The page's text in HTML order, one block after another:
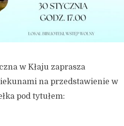
w Kłaju zaprasza
na przedstawienie w
pod tytułem: